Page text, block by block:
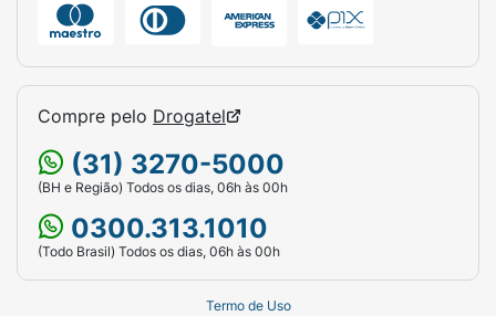
Compre pelo Drogatel
(31) 3270-5000
(BH e Região) Todos os dias, 06h às 00h
0300.313.1010
(Todo Brasil) Todos os dias, 06h às 00h
Termo de Uso